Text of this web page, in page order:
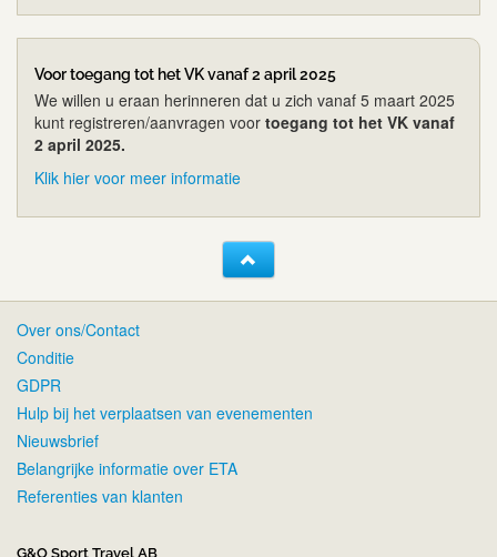
Voor toegang tot het VK vanaf 2 april 2025
We willen u eraan herinneren dat u zich vanaf 5 maart 2025
kunt registreren/aanvragen voor toegang tot het VK vanaf
2 april 2025.
Klik hier voor meer informatie
Over ons/Contact
Conditie
GDPR
Hulp bij het verplaatsen van evenementen
Nieuwsbrief
Belangrijke informatie over ETA
Referenties van klanten
G&O Sport Travel AB